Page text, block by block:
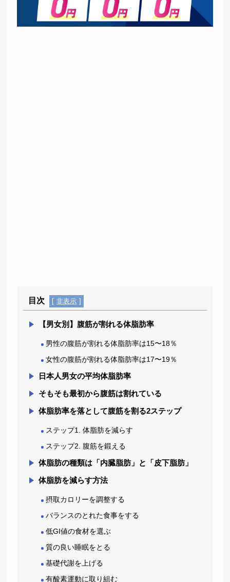
目次 [ 非表示 ]
【男女別】腹筋が割れる体脂肪率
男性の腹筋が割れる体脂肪率は15〜18％
女性の腹筋が割れる体脂肪率は17〜19％
日本人男女の平均体脂肪率
そもそも最初から腹筋は割れている
体脂肪率を落として腹筋を割る2ステップ
ステップ1. 体脂肪を減らす
ステップ2. 腹筋を鍛える
体脂肪の種類は「内臓脂肪」と「皮下脂肪」
体脂肪を減らす方法
摂取カロリーを調整する
バランスのとれた食事をする
低GI値の食材を選ぶ
質の良い睡眠をとる
基礎代謝を上げる
有酸素運動に取り組む